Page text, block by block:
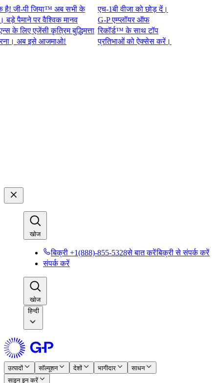
पी जिया™ अब सभी के
पर वैश्विक मानव
एजेंसी कृत्रिम बुद्धिमत्ता
अब इसे आजमाओ!​​
एच-1बी वीजा को छोड़ दें।
G-P एम्प्लॉयर ऑफ
रिकॉर्ड™ के साथ टॉप
प्रतिभाओं को ऐक्सेस करें।​​
खोज​​
बिक्री +1(888)-855-5328से बात करें​​बिक्री से संपर्क करें​​
संपर्क करें​​
खोज​​
हिन्दी
उत्पादों​​ सॉल्यूशन​​ देशों​​ भागीदार​​
साधन​​
साइन इन करें​​